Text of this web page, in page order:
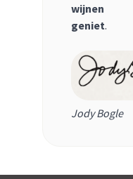
wijnen
geniet.
Jody Bogle